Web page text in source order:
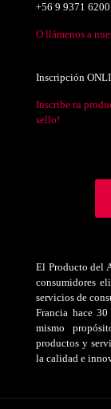
+56 9 9371 6200
O llámenos a
Inscripción
Inscribe tu
sello!
El Producto del
consumidores
servicios de
Francia hace
mismo
productos y
la calidad e